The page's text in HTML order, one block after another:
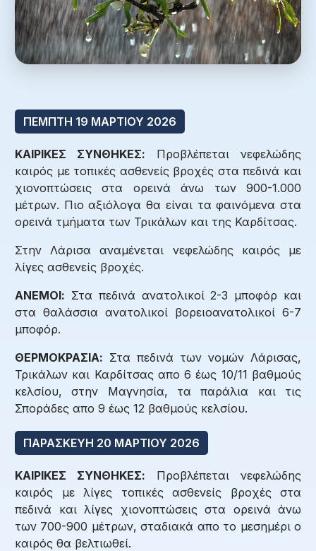
ΠΕΜΠΤΗ 19 ΜΑΡΤΙΟΥ 2026
ΚΑΙΡΙΚΕΣ ΣΥΝΘΗΚΕΣ:
Προβλέπεται νεφελώδης
καιρός με τοπικές ασθενείς βροχές στα πεδινά και
χιονοπτώσεις στα ορεινά άνω των 900-1.000
μέτρων. Πιο αξιόλογα θα είναι τα φαινόμενα στα
ορεινά τμήματα των Τρικάλων και της Καρδίτσας.
Στην Λάρισα αναμένεται νεφελώδης καιρός με
λίγες ασθενείς βροχές.
ΑΝΕΜΟΙ: Στα πεδινά ανατολικοί 2-3 μποφόρ και
στα θαλάσσια ανατολικοί βορειοανατολικοί 6-7
μποφόρ.
ΘΕΡΜΟΚΡΑΣΙΑ: Στα πεδινά των νομών Λάρισας,
Τρικάλων και Καρδίτσας απο 6 έως 10/11 βαθμούς
κελσίου, στην Μαγνησία, τα παράλια και τις
Σποράδες απο 9 έως 12 βαθμούς κελσίου.
ΠΑΡΑΣΚΕΥΗ 20 ΜΑΡΤΙΟΥ 2026
ΚΑΙΡΙΚΕΣ ΣΥΝΘΗΚΕΣ:
Προβλέπεται νεφελώδης
καιρός με λίγες τοπικές ασθενείς βροχές στα
πεδινά και λίγες χιονοπτώσεις στα ορεινά άνω
των 700-900 μέτρων, σταδιακά απο το μεσημέρι ο
καιρός θα βελτιωθεί.